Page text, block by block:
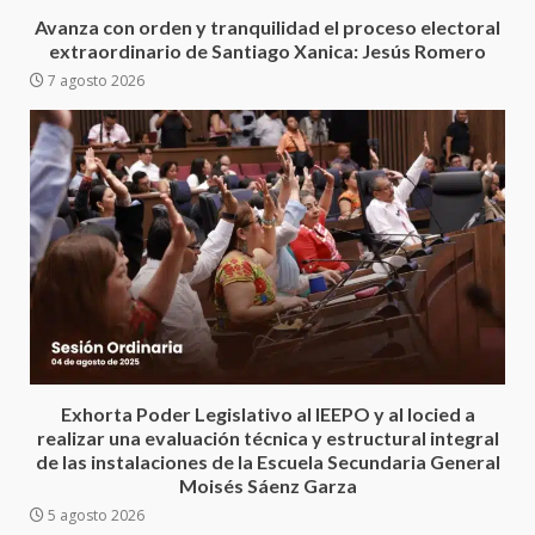
Avanza con orden y tranquilidad el proceso electoral
extraordinario de Santiago Xanica: Jesús Romero
7 agosto 2026
Exhorta Poder Legislativo al IEEPO y al Iocied a
realizar una evaluación técnica y estructural integral
de las instalaciones de la Escuela Secundaria General
Moisés Sáenz Garza
5 agosto 2026
3
4
con el Gobernador Salomón Jara
Cruz reafirma la consolidación
de la transformación en
territorio oaxaqueño
30 julio 2026
Secretaría de Gobierno refuerza
presencia institucional en San
Juan Mazatlán
20 julio 2026
de Juárez caso de maltrato
animal tras denuncia ciudadana
16 julio 2026